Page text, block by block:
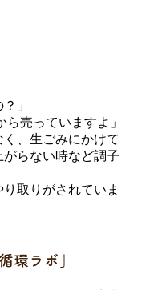
」
ら売っていますよ」
く、生ごみにかけて
らない時など調子
取りがされていま
環ラボ」